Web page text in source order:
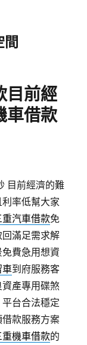
間
目前經
車借款
目前經濟的難
率低幫大家
重汽車借款免
滿足需求解
費急用想資
車到府服務客
產專用碟煞
台合法穩定
款服務方案
重機車借款的